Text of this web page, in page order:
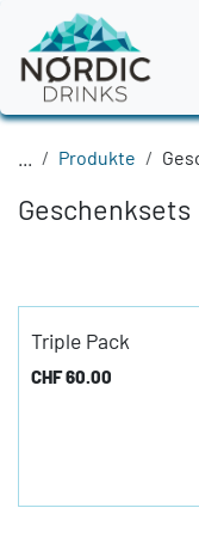
Zum Inhalt springen
Produkte
Geschenksets
Triple Pack
CHF60.00